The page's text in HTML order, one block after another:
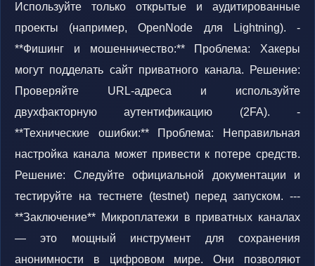
Используйте только открытые и аудитированные
проекты (например, OpenNode для Lightning). -
**Фишинг и мошенничество:** Проблема: Хакеры
могут подделать сайт приватного канала. Решение:
Проверяйте URL-адреса и используйте
двухфакторную аутентификацию (2FA). -
**Технические ошибки:** Проблема: Неправильная
настройка канала может привести к потере средств.
Решение: Следуйте официальной документации и
тестируйте на тестнете (testnet) перед запуском. ---
**Заключение** Микроплатежи в приватных каналах
— это мощный инструмент для сохранения
анонимности в цифровом мире. Они позволяют